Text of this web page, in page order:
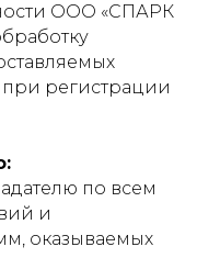
ООО «СПАРК
регистрации
по всем
и
оказываемых